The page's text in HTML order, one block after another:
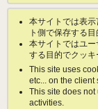
本サイトでは表
ト側で保存する
本サイトではユ
する目的でクッキ
This site uses
etc... on the client
This site does
activities.